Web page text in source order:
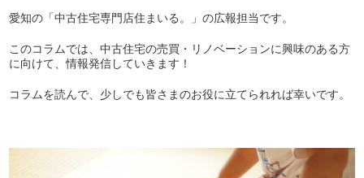
愛知の「中古住宅専門店住まいる。」の広報担当です。
このコラムでは、中古住宅の売買・リノベーションに興味のある方
に向けて、情報発信していきます！
コラムを読んで、少しでも皆さまのお役に立てられれば幸いです。